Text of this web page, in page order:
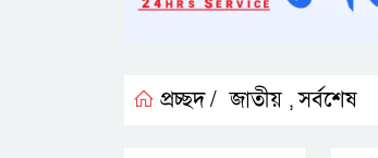
প্রচ্ছদ / জাতীয় ,সর্বশেষ